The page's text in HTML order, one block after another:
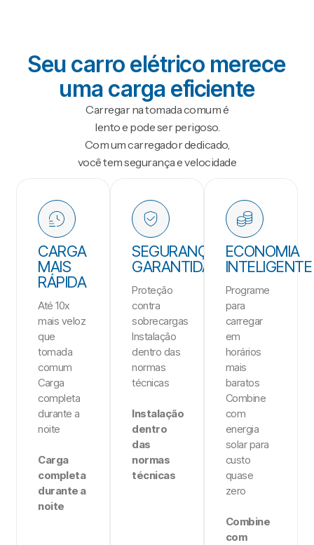
Seu carro elétrico merece
uma carga eficiente
Carregar na tomada comum é
lento e pode ser perigoso.
Com um carregador dedicado,
você tem segurança e velocidade
CARGA
MAIS
RÁPIDA
Até 10x
mais veloz
que
tomada
comum
Carga
completa
durante a
noite
Carga
completa
durante a
noite
SEGURANÇA
GARANTIDA
Proteção
contra
sobrecargas
Instalação
dentro das
normas
técnicas
Instalação
dentro
das
normas
técnicas
ECONOMIA
INTELIGENTE
Programe
para
carregar
em
horários
mais
baratos
Combine
com
energia
solar para
custo
quase
zero
Combine
com